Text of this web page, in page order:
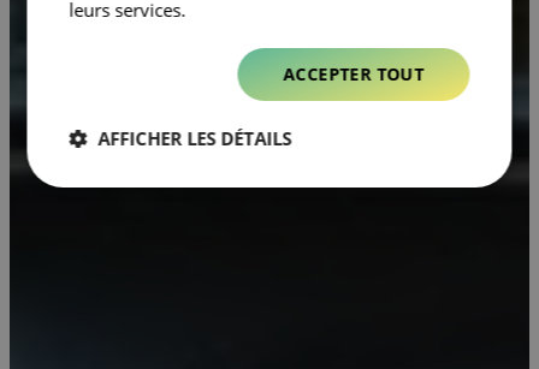
leurs services.
ACCEPTER TOUT
AFFICHER LES DÉTAILS